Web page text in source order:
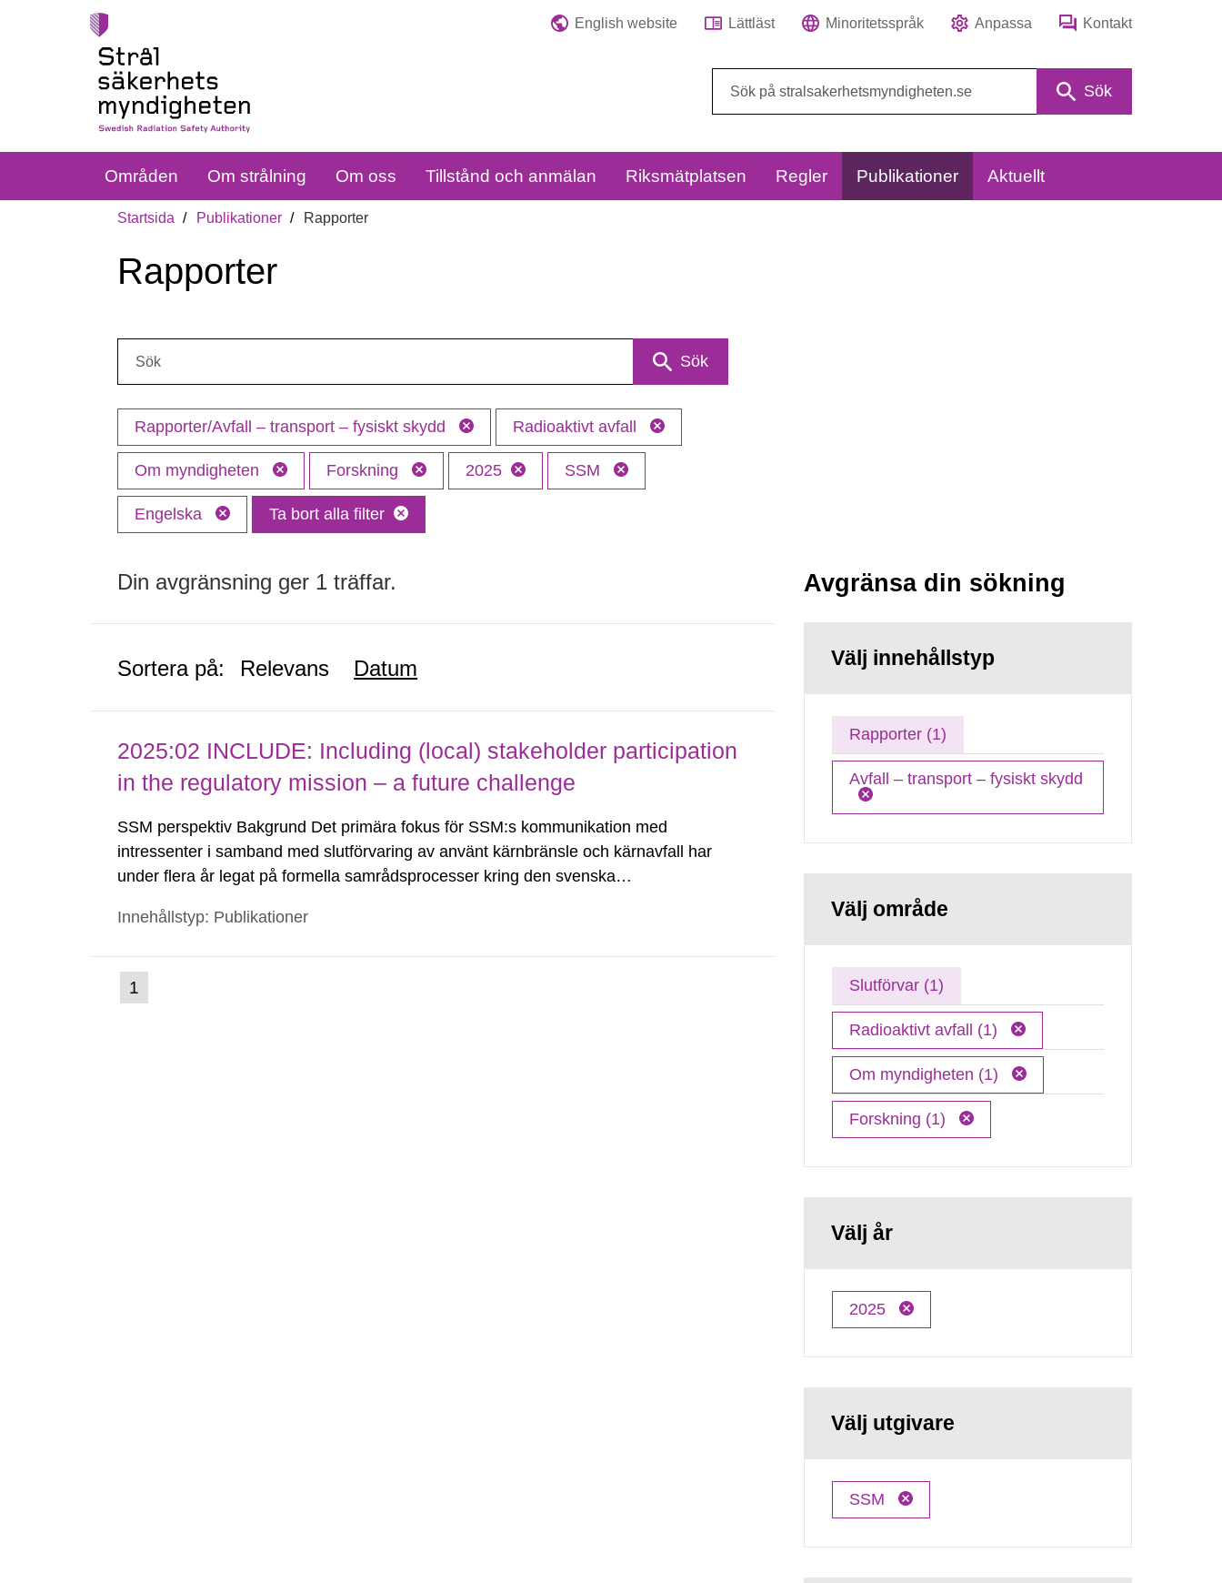
English website Lättläst Minoritetsspråk Anpassa Kontakt
Sök
Områden Om strålning Om oss Tillstånd och anmälan Riksmätplatsen Regler Publikationer Aktuellt
Startsida Publikationer Rapporter
Rapporter
Sök
Rapporter/Avfall – transport – fysiskt skydd Radioaktivt avfall
Om myndigheten Forskning 2025 SSM
Engelska Ta bort alla filter
Din avgränsning ger 1 träffar.
Sortera på: Relevans Datum
2025:02 INCLUDE: Including (local) stakeholder participation
in the regulatory mission – a future challenge
SSM perspektiv Bakgrund Det primära fokus för SSM:s kommunikation med
intressenter i samband med slutförvaring av använt kärnbränsle och kärnavfall har
under flera år legat på formella samrådsprocesser kring den svenska
tillståndsansökningar enligt kärntekniklagen.
Innehållstyp: Publikationer
Gå
till
1
Avgränsa din sökning
Välj innehållstyp
Rapporter (1)
Avfall – transport – fysiskt skydd
Välj område
Slutförvar (1)
Radioaktivt avfall (1)
Om myndigheten (1)
Forskning (1)
Välj år
2025
Välj utgivare
SSM